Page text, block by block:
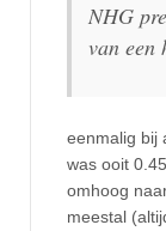
NHG
van een
eenmalig bij
was ooit
omhoog
meestal